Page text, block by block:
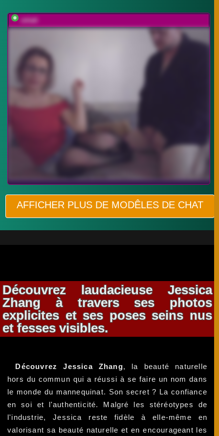
ctrlalt
AFFICHER PLUS DE MODÊLES DE CHAT
Découvrez laudacieuse Jessica
Zhang à travers ses photos
explicites et ses poses seins nus
et fesses visibles.
Découvrez Jessica Zhang, la beauté naturelle
hors du commun qui a réussi à se faire un nom dans
le monde du mannequinat. Son secret ? La confiance
en soi et l'authenticité. Malgré les stéréotypes de
l'industrie, Jessica reste fidèle à elle-même en
valorisant sa beauté naturelle et en encourageant les